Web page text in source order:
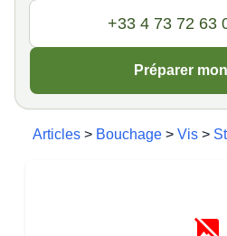
Préparer
Articles > Bouchage > Vis >